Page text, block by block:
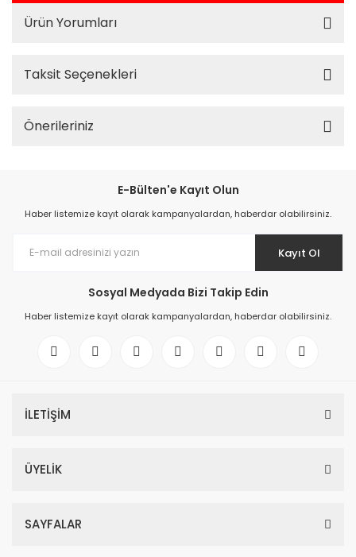
Ürün Yorumları
Taksit Seçenekleri
Önerileriniz
E-Bülten'e Kayıt Olun
Haber listemize kayıt olarak kampanyalardan, haberdar olabilirsiniz.
Kayıt Ol
Sosyal Medyada Bizi Takip Edin
Haber listemize kayıt olarak kampanyalardan, haberdar olabilirsiniz.
İLETİŞİM
ÜYELİK
SAYFALAR